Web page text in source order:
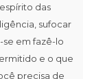
das
sufocar
se em fazê-lo
e o que
precisa de